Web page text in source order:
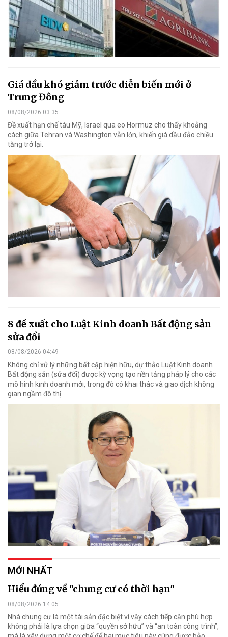
Giá dầu khó giảm trước diễn biến mới ở
Trung Đông
08/08/2026 03:35
Đề xuất hạn chế tàu Mỹ, Israel qua eo Hormuz cho thấy khoảng
cách giữa Tehran và Washington vẫn lớn, khiến giá dầu đảo chiều
tăng trở lại.
8 đề xuất cho Luật Kinh doanh Bất động sản
sửa đổi
08/08/2026 04:49
Không chỉ xử lý những bất cập hiện hữu, dự thảo Luật Kinh doanh
Bất động sản (sửa đổi) được kỳ vọng tạo nền tảng pháp lý cho các
mô hình kinh doanh mới, trong đó có khai thác và giao dịch không
gian ngầm đô thị.
MỚI NHẤT
Hiểu đúng về "chung cư có thời hạn"
08/08/2026 14:05
Nhà chung cư là một tài sản đặc biệt vì vậy cách tiếp cận phù hợp
không phải là lựa chọn giữa “quyền sở hữu” và “an toàn công trình”,